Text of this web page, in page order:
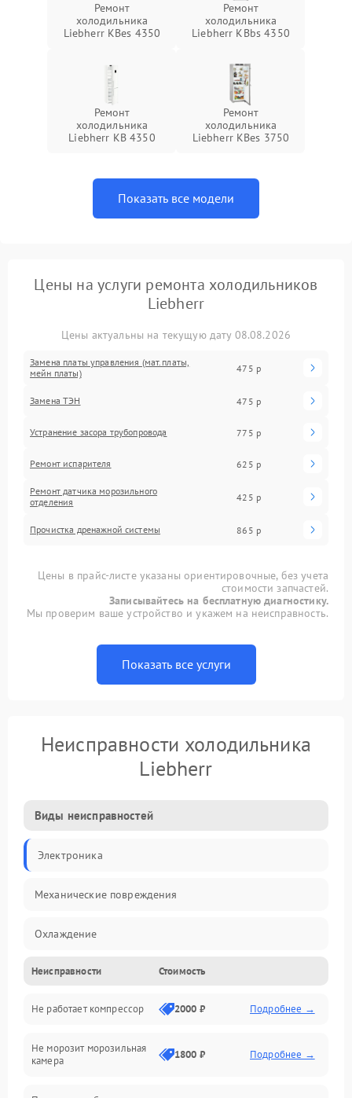
Ремонт
холодильника
Liebherr KBes 4350
Ремонт
холодильника
Liebherr KBbs 4350
Ремонт
холодильника
Liebherr KB 4350
Ремонт
холодильника
Liebherr KBes 3750
Показать все модели
Цены на услуги ремонта холодильников
Liebherr
Цены актуальны на текущую дату 08.08.2026
Замена платы управления (мат.платы,
мейн платы)
475 р
Замена ТЭН 475 р
Устранение засора трубопровода 775 р
Ремонт испарителя 625 р
Ремонт датчика морозильного
отделения
425 р
Прочистка дренажной системы 865 р
Цены в прайс-листе указаны ориентировочные, без учета
стоимости запчастей.
Записывайтесь на бесплатную диагностику.
Мы проверим ваше устройство и укажем на неисправность.
Показать все услуги
Неисправности холодильника
Liebherr
Виды неисправностей
Электроника
Механические повреждения
Охлаждение
Механика
Электропитание
Дренаж
Неисправности Стоимость
Не работает компрессор 2000 ₽ Подробнее →
Не морозит морозильная
камера
1800 ₽ Подробнее →